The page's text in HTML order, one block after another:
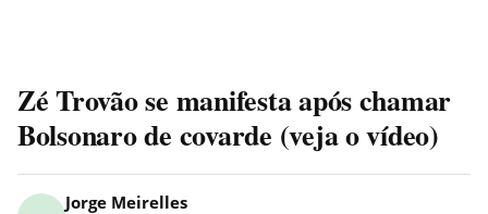
Zé Trovão se manifesta após chamar
Bolsonaro de covarde (veja o vídeo)
Jorge Meirelles